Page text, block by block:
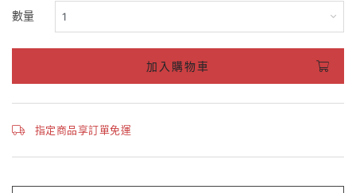
數量
加入購物車
指定商品享訂單免運